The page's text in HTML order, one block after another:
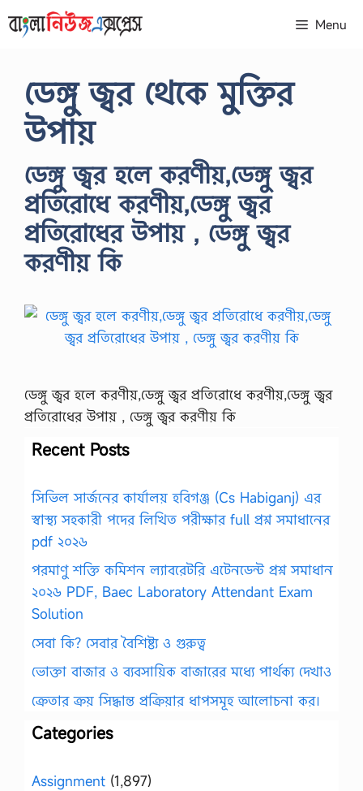
to
Menu
ডেঙ্গু জ্বর থেকে মুক্তির
উপায়
ডেঙ্গু জ্বর হলে করণীয়,ডেঙ্গু জ্বর
প্রতিরোধে করণীয়,ডেঙ্গু জ্বর
প্রতিরোধের উপায় , ডেঙ্গু জ্বর
করণীয় কি
ডেঙ্গু জ্বর হলে করণীয়,ডেঙ্গু জ্বর প্রতিরোধে করণীয়,ডেঙ্গু জ্বর
প্রতিরোধের উপায় , ডেঙ্গু জ্বর করণীয় কি
Recent Posts
সিভিল সার্জনের কার্যালয় হবিগঞ্জ (Cs Habiganj) এর
স্বাস্থ্য সহকারী পদের লিখিত পরীক্ষার full প্রশ্ন সমাধানের
pdf ২০২৬
পরমাণু শক্তি কমিশন ল্যাবরেটরি এটেনডেন্ট প্রশ্ন সমাধান
২০২৬ PDF, Baec Laboratory Attendant Exam
Solution
সেবা কি? সেবার বৈশিষ্ট্য ও গুরুত্ব
ভোক্তা বাজার ও ব্যবসায়িক বাজারের মধ্যে পার্থক্য দেখাও
ক্রেতার ক্রয় সিদ্ধান্ত প্রক্রিয়ার ধাপসমূহ আলোচনা কর।
Categories
Assignment (1,897)